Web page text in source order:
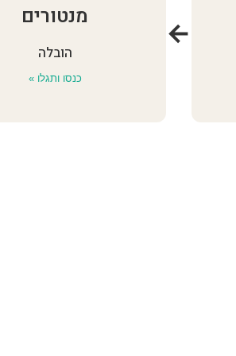
←
מנטורים
הובלה
כנסו ותגלו »